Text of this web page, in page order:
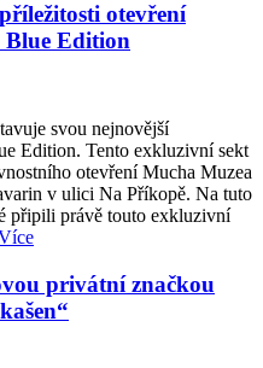
otevření
Blue Edition
svou nejnovější
Edition. Tento exkluzivní sekt
otevření Mucha Muzea
v ulici Na Příkopě. Na tuto
připili právě touto exkluzivní
privátní značkou